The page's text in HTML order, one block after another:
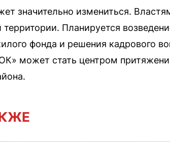
значительно измениться.
Планируется
фонда и решения кадрового
может стать центром